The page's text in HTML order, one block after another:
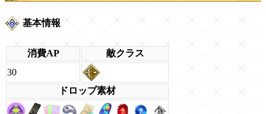
基本情報
消費AP
敵クラス
30
ドロップ素材